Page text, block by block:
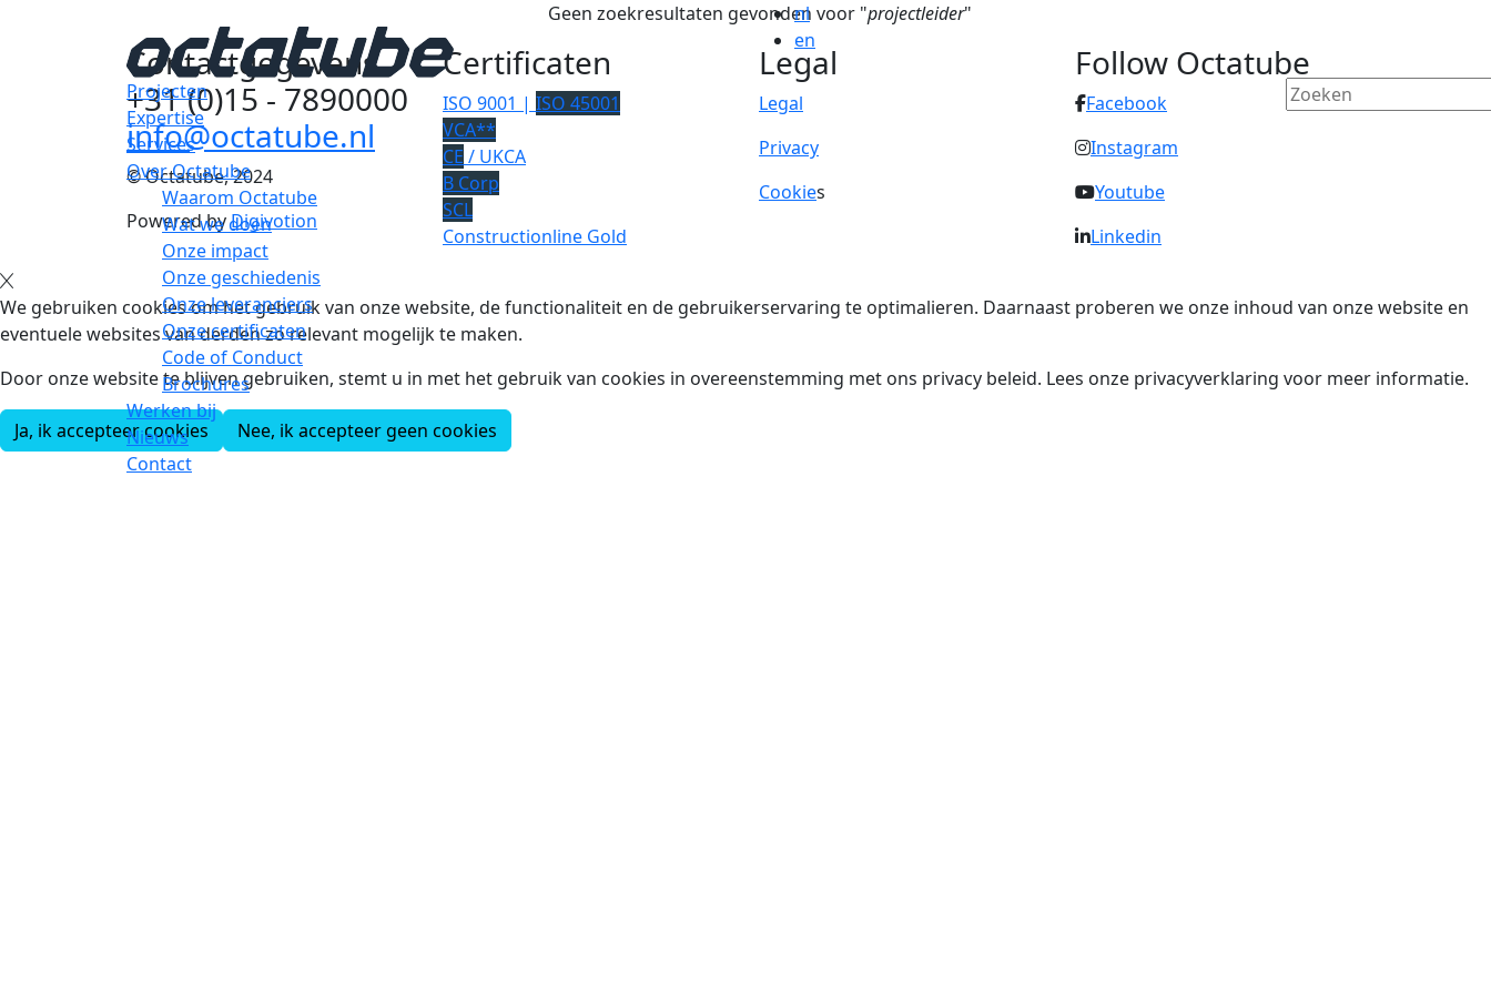
nl
en
Projecten
Expertise
Services
Over Octatube
Waarom Octatube
Wat we doen
Onze impact
Onze geschiedenis
Onze leveranciers
Onze certificaten
Code of Conduct
Brochures
Werken bij
Nieuws
Contact
Geen zoekresultaten gevonden voor "projectleider"
Contactgegevens
+31 (0)15 - 7890000
info@octatube.nl
© Octatube, 2024
Powered byDigivotion
Certificaten
ISO 9001 | ISO 45001
VCA**
CE / UKCA
B Corp
SCL
Constructionline Gold
Legal
Legal
Privacy
Cookies
Follow Octatube
Facebook
Instagram
Youtube
Linkedin
We gebruiken cookies om het gebruik van onze website, de functionaliteit en de gebruikerservaring te optimalieren. Daarnaast proberen we onze inhoud van onze website en
eventuele websites van derden zo relevant mogelijk te maken.
Door onze website te blijven gebruiken, stemt u in met het gebruik van cookies in overeenstemming met ons privacy beleid. Lees onze privacyverklaring voor meer informatie.
Ja, ik accepteer cookies Nee, ik accepteer geen cookies